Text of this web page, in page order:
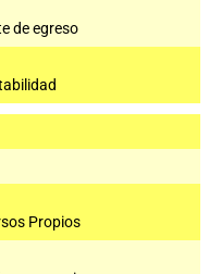
de egreso
Propios